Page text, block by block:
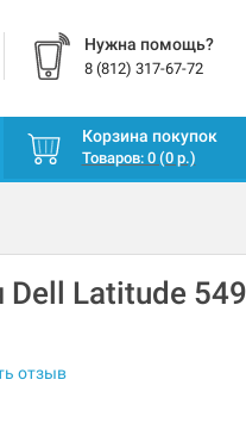
Нужна помощь?
8 (812) 317-67-72
Корзина покупок
Товаров: 0 (0 р.)
Latitude
отзыв